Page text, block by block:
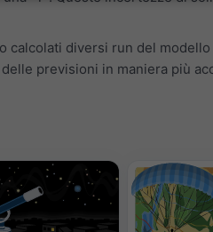
calcolati diversi run del
previsioni in maniera più